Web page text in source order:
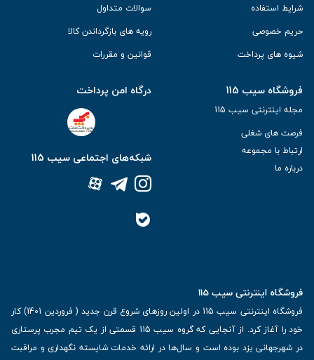
شرایط استفاده
حریم خصوصی
شیوه های پرداخت
سوالات متداول
رویه های بازگرداندن کالا
قوانین و مقررات
فروشگاه سیب 115
مجله اینترنتی سیب 115
فرصت های شغلی
ارتباط با مجموعه
درباره ما
درگاه امن پرداخت
شبکه‌های اجتماعی سیب 115
فروشگاه اینترنتی سیب 115
فروشگاه اینترنتی سیب 115 در اولین روزهای شروع قرن جدید ( فروردین 1401) کار
خود را آغاز کرد. از آنجایی که گروه سیب 115 قسمتی از یک تیم مجرب پرستاری
در شهرجهانی یزد بوده است و سال‌ها در ارائه خدمات شایسته نگهداری و مراقبت